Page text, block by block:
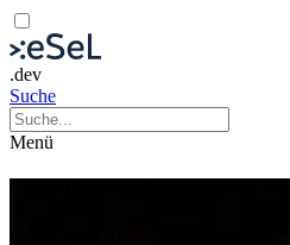
.dev
Suche
Menü